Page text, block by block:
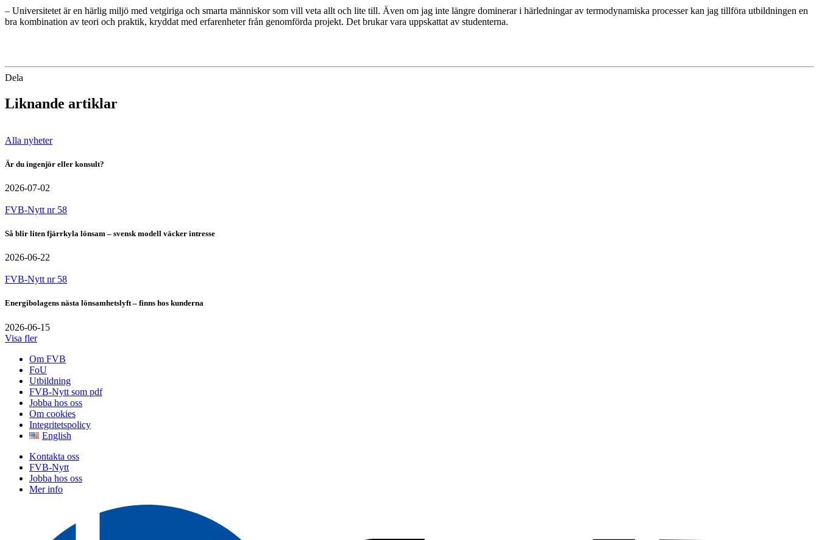
– Universitetet är en härlig miljö med vetgiriga och smarta människor som vill veta allt och lite till. Även om jag inte längre dominerar i härledningar av termodynamiska processer kan jag tillföra utbildningen en
bra kombination av teori och praktik, kryddat med erfarenheter från genomförda projekt. Det brukar vara uppskattat av studenterna.
Dela
Liknande artiklar
Alla nyheter
Är du ingenjör eller konsult?
2026-07-02
FVB-Nytt nr 58
Så blir liten fjärrkyla lönsam – svensk modell väcker intresse
2026-06-22
FVB-Nytt nr 58
Energibolagens nästa lönsamhetslyft – finns hos kunderna
2026-06-15
Visa fler
Om FVB
FoU
Utbildning
FVB-Nytt som pdf
Jobba hos oss
Om cookies
Integritetspolicy
English
Kontakta oss
FVB-Nytt
Jobba hos oss
Mer info